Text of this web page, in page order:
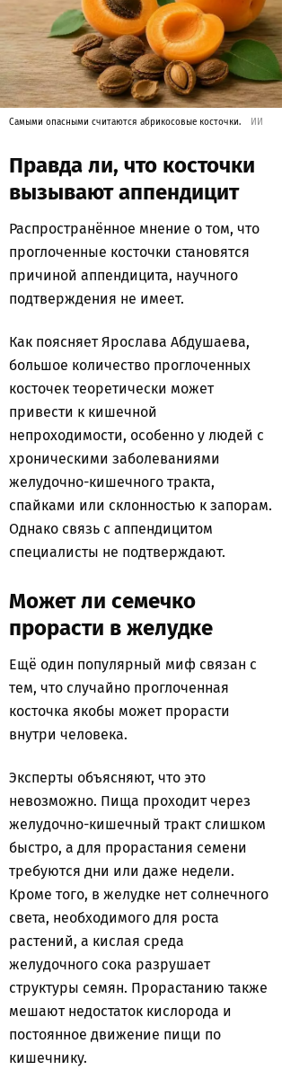
Самыми опасными считаются абрикосовые косточки. ИИ
Правда ли, что косточки
вызывают аппендицит
Распространённое мнение о том, что
проглоченные косточки становятся
причиной аппендицита, научного
подтверждения не имеет.
Как поясняет Ярослава Абдушаева,
большое количество проглоченных
косточек теоретически может
привести к кишечной
непроходимости, особенно у людей с
хроническими заболеваниями
желудочно-кишечного тракта,
спайками или склонностью к запорам.
Однако связь с аппендицитом
специалисты не подтверждают.
Может ли семечко
прорасти в желудке
Ещё один популярный миф связан с
тем, что случайно проглоченная
косточка якобы может прорасти
внутри человека.
Эксперты объясняют, что это
невозможно. Пища проходит через
желудочно-кишечный тракт слишком
быстро, а для прорастания семени
требуются дни или даже недели.
Кроме того, в желудке нет солнечного
света, необходимого для роста
растений, а кислая среда
желудочного сока разрушает
структуры семян. Прорастанию также
мешают недостаток кислорода и
постоянное движение пищи по
кишечнику.